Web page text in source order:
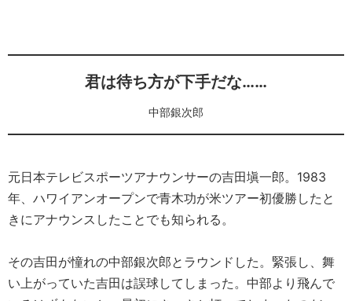
君は待ち方が下手だな……
中部銀次郎
元日本テレビスポーツアナウンサーの吉田塡一郎。1983
年、ハワイアンオープンで青木功が米ツアー初優勝したと
きにアナウンスしたことでも知られる。
その吉田が憧れの中部銀次郎とラウンドした。緊張し、舞
い上がっていた吉田は誤球してしまった。中部より飛んで